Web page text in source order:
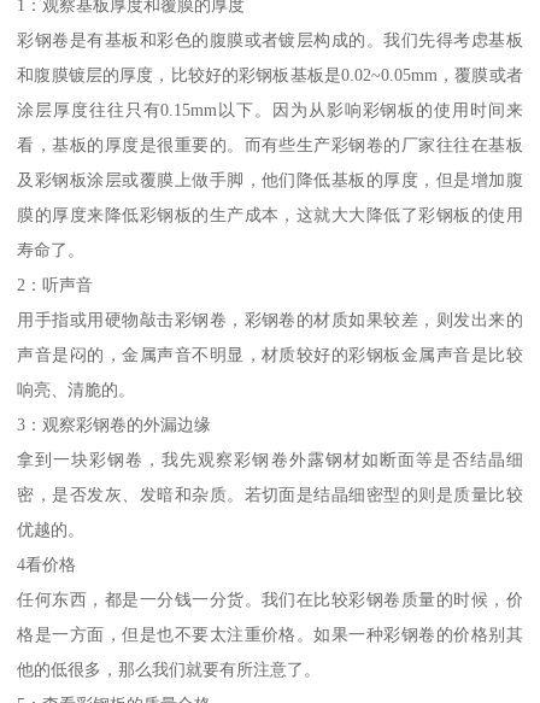
1：观察基板厚度和覆膜的厚度
彩钢卷是有基板和彩色的腹膜或者镀层构成的。我们先得考虑基板
和腹膜镀层的厚度，比较好的彩钢板基板是0.02~0.05mm，覆膜或者
涂层厚度往往只有0.15mm以下。因为从影响彩钢板的使用时间来
看，基板的厚度是很重要的。而有些生产彩钢卷的厂家往往在基板
及彩钢板涂层或覆膜上做手脚，他们降低基板的厚度，但是增加腹
膜的厚度来降低彩钢板的生产成本，这就大大降低了彩钢板的使用
寿命了。
2：听声音
用手指或用硬物敲击彩钢卷，彩钢卷的材质如果较差，则发出来的
声音是闷的，金属声音不明显，材质较好的彩钢板金属声音是比较
响亮、清脆的。
3：观察彩钢卷的外漏边缘
拿到一块彩钢卷，我先观察彩钢卷外露钢材如断面等是否结晶细
密，是否发灰、发暗和杂质。若切面是结晶细密型的则是质量比较
优越的。
4看价格
任何东西，都是一分钱一分货。我们在比较彩钢卷质量的时候，价
格是一方面，但是也不要太注重价格。如果一种彩钢卷的价格别其
他的低很多，那么我们就要有所注意了。